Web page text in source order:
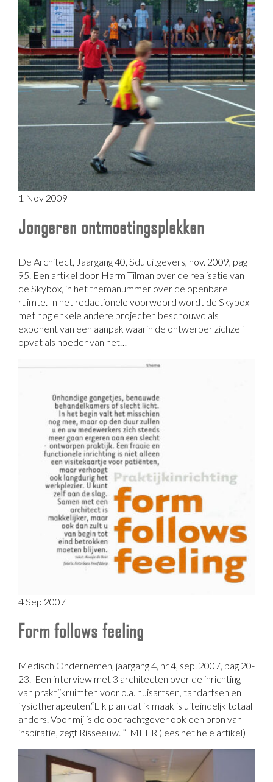
1 Nov 2009
Jongeren ontmoetingsplekken
De Architect, Jaargang 40, Sdu uitgevers, nov. 2009, pag
95. Een artikel door Harm Tilman over de realisatie van
de Skybox, in het themanummer over de openbare
ruimte. In het redactionele voorwoord wordt de Skybox
met nog enkele andere projecten beschouwd als
exponent van een aanpak waarin de ontwerper zichzelf
opvat als hoeder van het…
4 Sep 2007
Form follows feeling
Medisch Ondernemen, jaargang 4, nr 4, sep. 2007, pag 20-
23. Een interview met 3 architecten over de inrichting
van praktijkruimten voor o.a. huisartsen, tandartsen en
fysiotherapeuten.“Elk plan dat ik maak is uiteindeljk totaal
anders. Voor mij is de opdrachtgever ook een bron van
inspiratie, zegt Risseeuw. ” MEER (lees het hele artikel)